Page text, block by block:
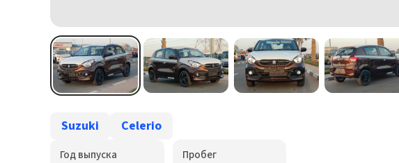
Suzuki Celerio
Год выпуска Пробег